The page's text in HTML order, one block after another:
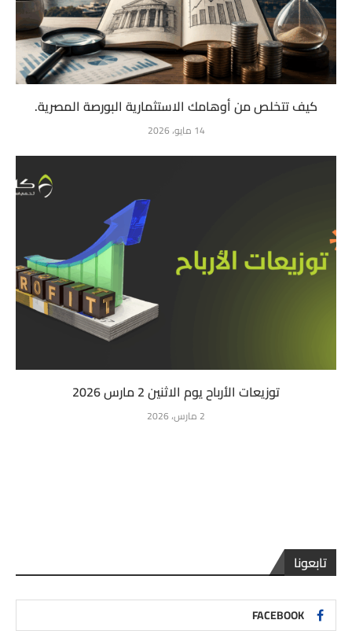
كيف تتخلص من أوهامك الاستثمارية البورصة المصرية.
14 مايو، 2026
توزيعات الأرباح يوم الاثنين 2 مارس 2026
2 مارس، 2026
تابعونا
FACEBOOK